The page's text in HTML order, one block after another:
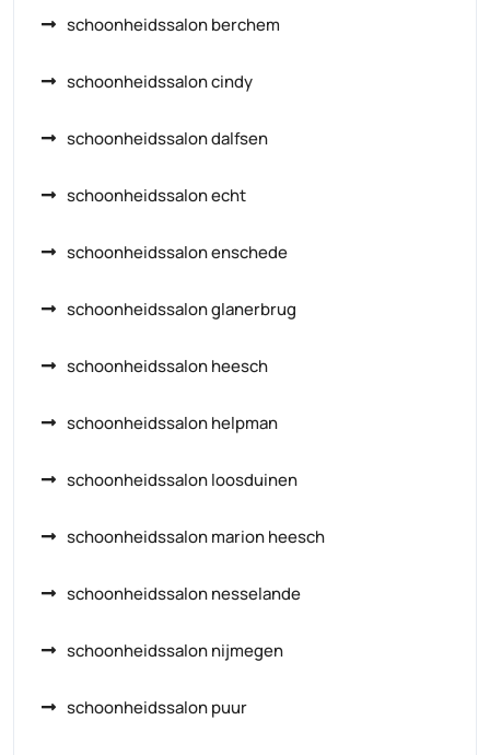
schoonheidssalon berchem
schoonheidssalon cindy
schoonheidssalon dalfsen
schoonheidssalon echt
schoonheidssalon enschede
schoonheidssalon glanerbrug
schoonheidssalon heesch
schoonheidssalon helpman
schoonheidssalon loosduinen
schoonheidssalon marion heesch
schoonheidssalon nesselande
schoonheidssalon nijmegen
schoonheidssalon puur